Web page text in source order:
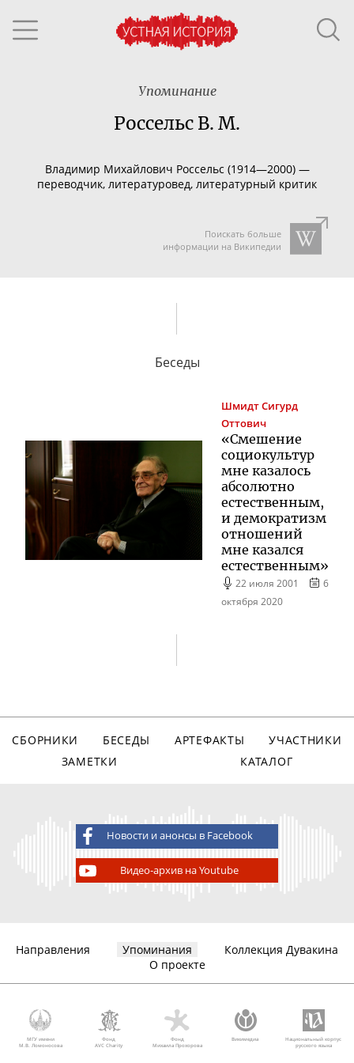
Упоминание
Россельс В. М.
Владимир Михайлович Россельс (1914—2000) —
переводчик, литературовед, литературный критик
Поискать больше
информации на Википедии
Беседы
ШмидтСигурд
Оттович
«Смешение
социокультур
мне казалось
абсолютно
естественным,
и демократизм
отношений
мне казался
естественным»
22 июля 2001
6
октября 2020
СБОРНИКИ БЕСЕДЫ АРТЕФАКТЫ
УЧАСТНИКИ
ЗАМЕТКИ
КАТАЛОГ
Новости и анонсы в Facebook
Видео-архив на Youtube
Направления Упоминания
Коллекция Дувакина
О проекте
МГУ имени
М.В. Ломоносова
Фонд
AVC Charity
Фонд
Михаила Прохорова
Викимедиа
Национальный корпус
русского языка